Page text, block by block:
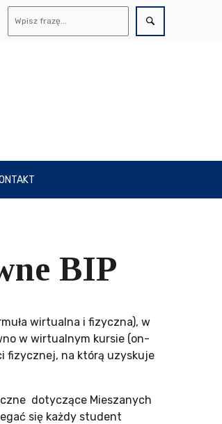
BIP
wirtualna i fizyczna), w
w wirtualnym kursie (on-
fizycznej, na którą uzyskuje
dotyczące Mieszanych
się każdy student